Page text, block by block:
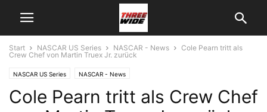
Start NASCAR US Series NASCAR - News
Cole Pearn tritt als
Crew Chef von Martin Truex Jr. zurück
NASCAR US Series NASCAR - News
Cole Pearn tritt als Crew Chef